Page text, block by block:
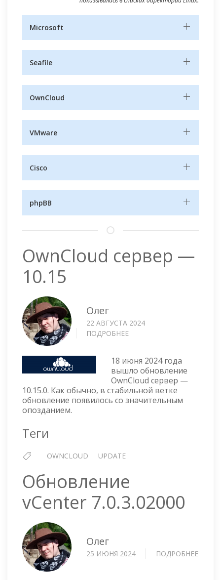
Microsoft
Seafile
OwnCloud
VMware
Cisco
phpBB
OwnCloud сервер —
10.15
Олег
22 АВГУСТА 2024
ПОДРОБНЕЕ
—
10.15
18 июня 2024 года
вышло обновление
OwnCloud сервер —
10.15.0. Как обычно, в стабильной ветке
обновление появилось со значительным
опозданием.
Теги
OWNCLOUD UPDATE
Обновление
vCenter 7.0.3.02000
Олег
25 ИЮНЯ 2024 ПОДРОБНЕЕ